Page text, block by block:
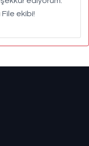
ekibi!